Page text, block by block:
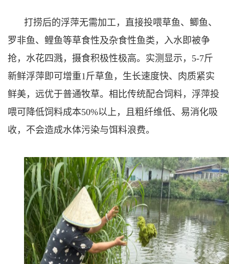
打捞后的浮萍无需加工，直接投喂草鱼、鲫鱼、
罗非鱼、鲤鱼等草食性及杂食性鱼类，入水即被争
抢，水花四溅，摄食积极性极高。实测显示，5-7斤
新鲜浮萍即可增重1斤草鱼，生长速度快、肉质紧实
鲜美，远优于普通牧草。相比传统配合饲料，浮萍投
喂可降低饲料成本50%以上，且粗纤维低、易消化吸
收，不会造成水体污染与饵料浪费。